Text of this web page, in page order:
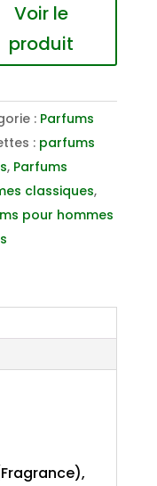
Voir le
produit
: Parfums
: parfums
, Parfums
classiques,
pour hommes